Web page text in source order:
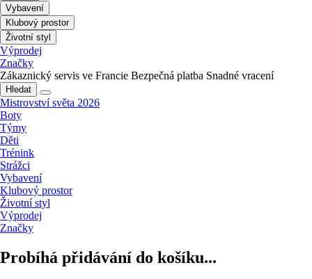
Vybavení
Klubový prostor
Životní styl
Výprodej
Značky
Zákaznický servis ve Francie Bezpečná platba Snadné vracení
Hledat
Mistrovství světa 2026
Boty
Týmy
Děti
Trénink
Strážci
Vybavení
Klubový prostor
Životní styl
Výprodej
Značky
Probíhá přidávání do košíku...